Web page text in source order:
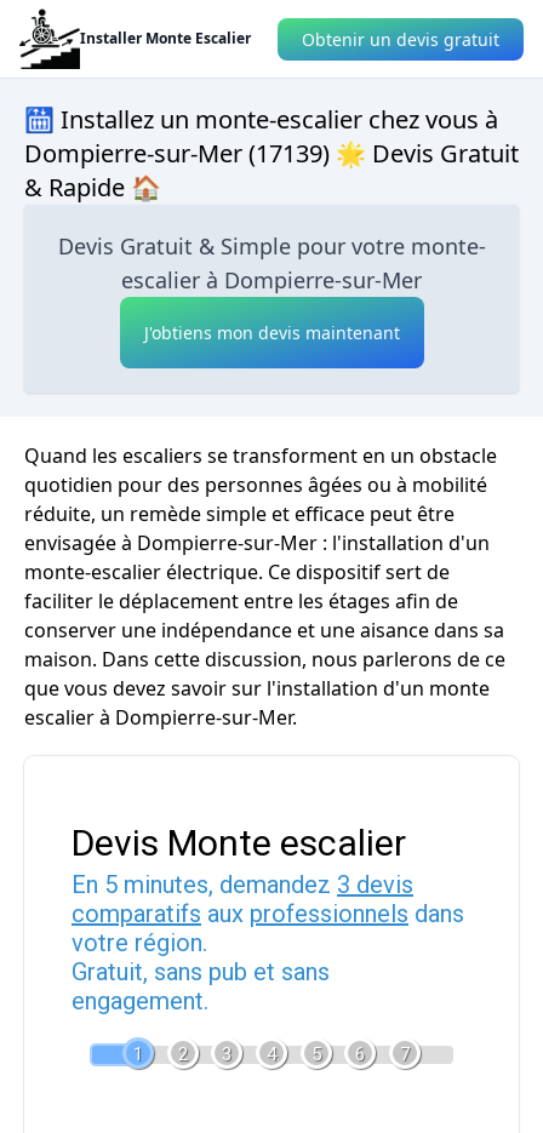
Installer Monte Escalier Obtenir un devis gratuit
🛗 Installez un monte-escalier chez vous à
Dompierre-sur-Mer (17139) 🌟 Devis Gratuit
& Rapide 🏠
Devis Gratuit & Simple pour votre monte-
escalier à Dompierre-sur-Mer
J'obtiens mon devis maintenant
Quand les escaliers se transforment en un obstacle
quotidien pour des personnes âgées ou à mobilité
réduite, un remède simple et efficace peut être
envisagée à Dompierre-sur-Mer : l'installation d'un
monte-escalier électrique. Ce dispositif sert de
faciliter le déplacement entre les étages afin de
conserver une indépendance et une aisance dans sa
maison. Dans cette discussion, nous parlerons de ce
que vous devez savoir sur l'installation d'un monte
escalier à Dompierre-sur-Mer.
Devis Monte escalier
En 5 minutes, demandez 3 devis
comparatifs aux professionnels dans
votre région.
Gratuit, sans pub et sans
engagement.
1 2 3 4 5 6 7